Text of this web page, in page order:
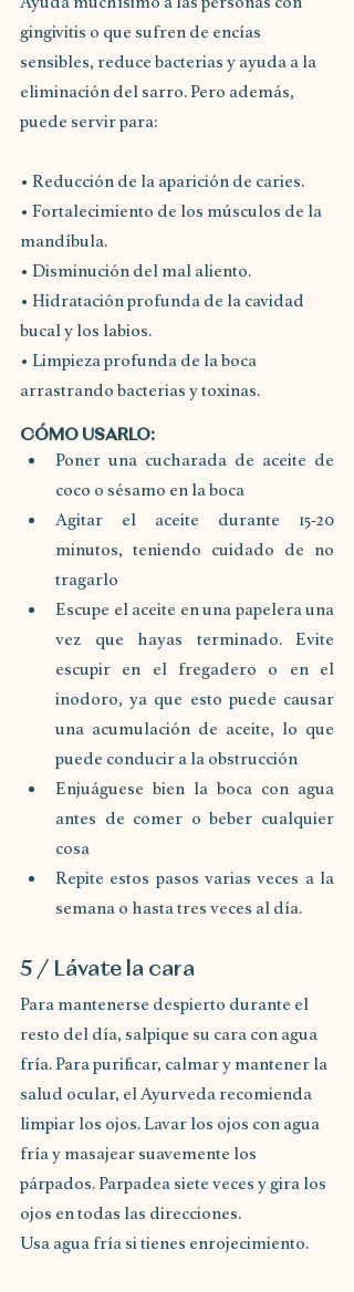
gingivitis o que sufren de encías
sensibles, reduce bacterias y ayuda a la
eliminación del sarro. Pero además,
puede servir para:
• Reducción de la aparición de caries.
• Fortalecimiento de los músculos de la
mandíbula.
• Disminución del mal aliento.
• Hidratación profunda de la cavidad
bucal y los labios.
• Limpieza profunda de la boca
arrastrando bacterias y toxinas.
CÓMO USARLO:
Poner una cucharada de aceite de
coco o sésamo en la boca
Agitar el aceite durante 15-20
minutos, teniendo cuidado de no
tragarlo
Escupe el aceite en una papelera una
vez que hayas terminado. Evite
escupir en el fregadero o en el
inodoro, ya que esto puede causar
una acumulación de aceite, lo que
puede conducir a la obstrucción
Enjuáguese bien la boca con agua
antes de comer o beber cualquier
cosa
Repite estos pasos varias veces a la
semana o hasta tres veces al día.
5 / Lávate la cara
Para mantenerse despierto durante el
resto del día, salpique su cara con agua
fría. Para purificar, calmar y mantener la
salud ocular, el Ayurveda recomienda
limpiar los ojos. Lavar los ojos con agua
fría y masajear suavemente los
párpados. Parpadea siete veces y gira los
ojos en todas las direcciones.
Usa agua fría si tienes enrojecimiento.